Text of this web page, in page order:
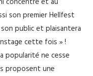
son premier Hellfest
public et plaisantera
cette fois » !
ne cesse
proposent une